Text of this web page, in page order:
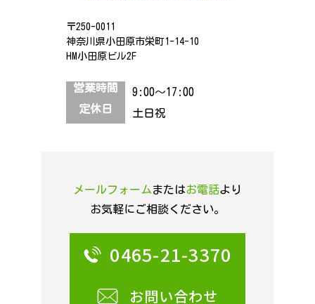
〒250-0011
神奈川県小田原市栄町1-14-10
HM小田原ビル2F
営業時間
9:00～17:00
定休日
土日祝
メールフォームまたはお電話より
お気軽にご相談ください。
0465-21-3370
お問い合わせ